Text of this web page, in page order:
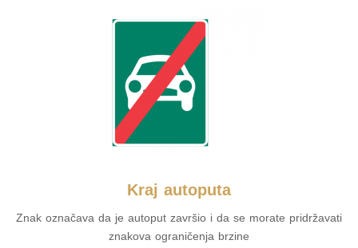
Kraj autoputa
Znak označava da je autoput završio i da se morate pridržavati
znakova ograničenja brzine